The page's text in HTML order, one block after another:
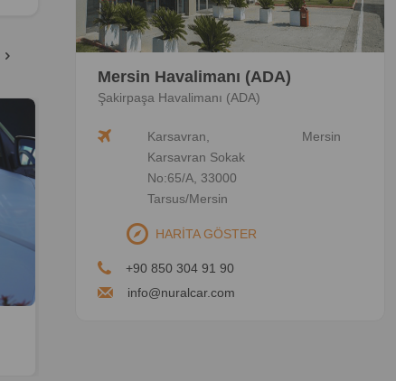
Mersin Havalimanı (ADA)
Şakirpaşa Havalimanı (ADA)
Karsavran,
Karsavran Sokak
No:65/A, 33000
Tarsus/Mersin
Mersin
HARİTA GÖSTER
+90 850 304 91 90
info@nuralcar.com